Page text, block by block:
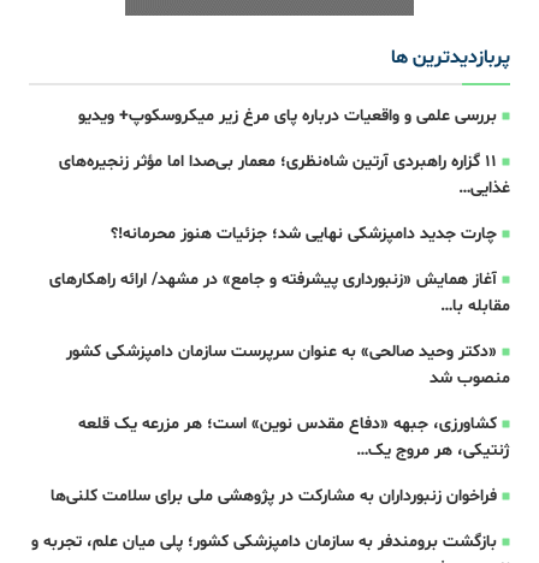
پربازدیدترین ها
بررسی علمی و واقعیات درباره پای مرغ زیر میکروسکوپ+ ویدیو
۱۱ گزاره راهبردی آرتین شاه‌نظری؛ معمار بی‌صدا اما مؤثر زنجیره‌های
غذایی…
چارت جدید دامپزشکی نهایی شد؛ جزئیات هنوز محرمانه!؟
آغاز همایش «زنبورداری پیشرفته و جامع» در مشهد/ ارائه راهکارهای
مقابله با…
«دکتر وحید صالحی» به عنوان سرپرست سازمان دامپزشکی کشور
منصوب شد
کشاورزی، جبهه‌ «دفاع مقدس نوین» است؛ هر مزرعه یک قلعه‌
ژنتیکی، هر مروج یک…
فراخوان زنبورداران به مشارکت در پژوهشی ملی برای سلامت کلنی‌ها
بازگشت برومندفر به سازمان دامپزشکی کشور؛ پلی میان علم، تجربه و